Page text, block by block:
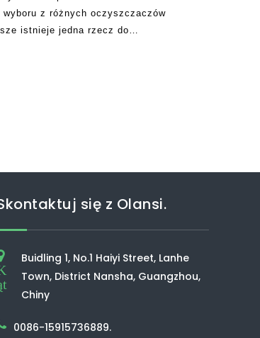
z różnych oczyszczaczów
istnieje jedna rzecz do
się z Olansi.
Buidling 1, No.1 Haiyi Street, Lanhe
Town, District Nansha, Guangzhou,
Chiny
0086-15915736889.